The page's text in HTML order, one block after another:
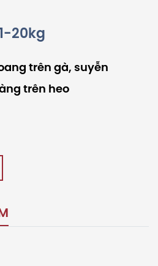
20kg
trên gà, suyễn
trên heo